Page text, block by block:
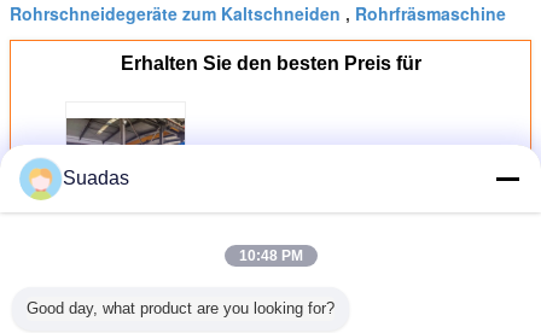
Rohrschneidegeräte zum Kaltschneiden , Rohrfräsmaschine
Erhalten Sie den besten Preis für
Fortsetzen
MehrRohrmühlenmaschine
Suadas
10:48 PM
Good day, what product are you looking for?